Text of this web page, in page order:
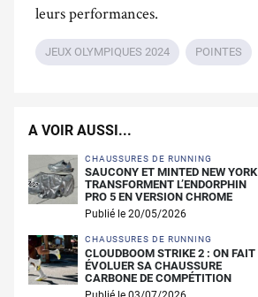
leurs performances.
JEUX OLYMPIQUES 2024 POINTES
A VOIR AUSSI...
CHAUSSURES DE RUNNING
SAUCONY ET MINTED NEW YORK
TRANSFORMENT L’ENDORPHIN
PRO 5 EN VERSION CHROME
Publié le 20/05/2026
CHAUSSURES DE RUNNING
CLOUDBOOM STRIKE 2 : ON FAIT
ÉVOLUER SA CHAUSSURE
CARBONE DE COMPÉTITION